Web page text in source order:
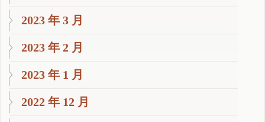
2023 年 3 月
2023 年 2 月
2023 年 1 月
2022 年 12 月